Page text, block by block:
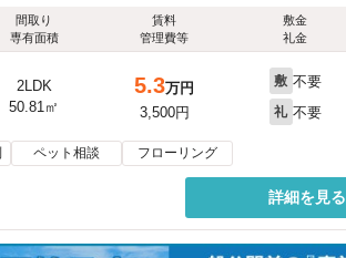
間取り
専有面積
賃料
管理費等
敷金
礼金
2LDK
50.81㎡
5.3万円
3,500円
敷 不要
礼 不要
ペット相談 フローリング
詳細を見る